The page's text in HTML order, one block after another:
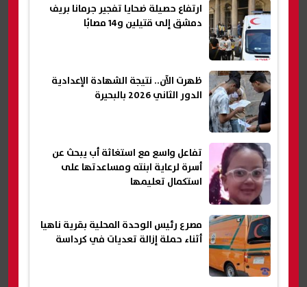
ارتفاع حصيلة ضحايا تفجير جرمانا بريف
دمشق إلى قتيلين و14 مصابًا
ظهرت الآن.. نتيجة الشهادة الإعدادية
الدور الثاني 2026 بالبحيرة
تفاعل واسع مع استغاثة أب يبحث عن
أسرة لرعاية ابنته ومساعدتها على
استكمال تعليمها
مصرع رئيس الوحدة المحلية بقرية ناهيا
أثناء حملة إزالة تعديات في كرداسة